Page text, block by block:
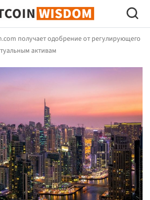
Биткойн Мудрость
получает одобрение от регулирующего
активам